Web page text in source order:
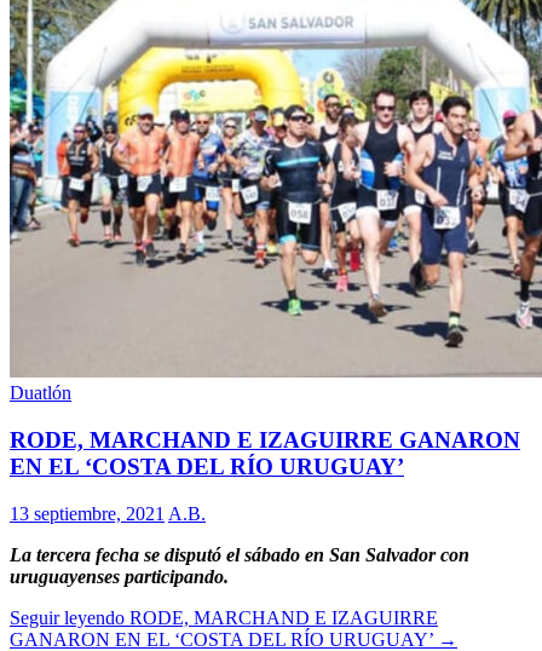
Duatlón
RODE, MARCHAND E IZAGUIRRE GANARON
EN EL ‘COSTA DEL RÍO URUGUAY’
13 septiembre, 2021 A.B.
La tercera fecha se disputó el sábado en San Salvador con
uruguayenses participando.
Seguir leyendo RODE, MARCHAND E IZAGUIRRE
GANARON EN EL ‘COSTA DEL RÍO URUGUAY’ →